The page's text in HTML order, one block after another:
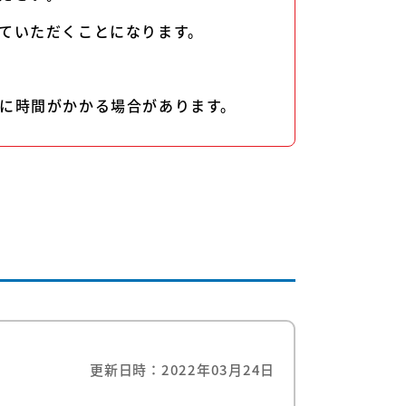
ただくことになります。
間がかかる場合があります。
更新日時：2022年03月24日